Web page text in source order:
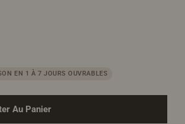
EN 1 À 7 JOURS OUVRABLES
Membrane Acoustique Sous-
Bcush Membrane
Au Panier